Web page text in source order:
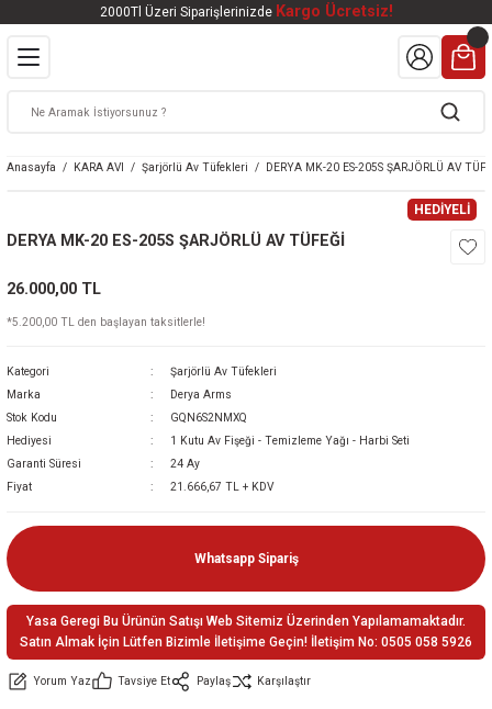
2000Tl Üzeri Siparişlerinizde Kargo Ücretsiz!
Geri Dön
Tüfekleri
Ürünleri
Geri Dön
Geri Dön
Geri Dön
Geri Dön
Anasayfa KARA AVI Şarjörlü Av Tüfekleri DERYA MK-20 ES-205S ŞARJÖRLÜ AV
HEDİYELİ
DERYA MK-20 ES-205S ŞARJÖRLÜ AV TÜFEĞİ
26.000,00 TL
*5.200,00 TL den başlayan taksitlerle!
Kategori
Şarjörlü Av Tüfekleri
Marka
Derya Arms
Stok Kodu
GQN6S2NMXQ
Hediyesi
1 Kutu Av Fişeği - Temizleme Yağı - Harbi Seti
Garanti Süresi
24 Ay
Fiyat
21.666,67 TL + KDV
Whatsapp Sipariş
Yasa Geregi Bu Ürünün Satışı Web Sitemiz Üzerinden Yapılamamaktadır.
Satın Almak İçin Lütfen Bizimle İletişime Geçin! İletişim No: 0505 058 5926
Yorum Yaz Tavsiye Et Paylaş Karşılaştır